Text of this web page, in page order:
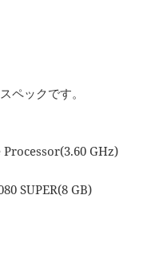
ペックです。
Processor(3.60 GHz)
SUPER(8 GB)